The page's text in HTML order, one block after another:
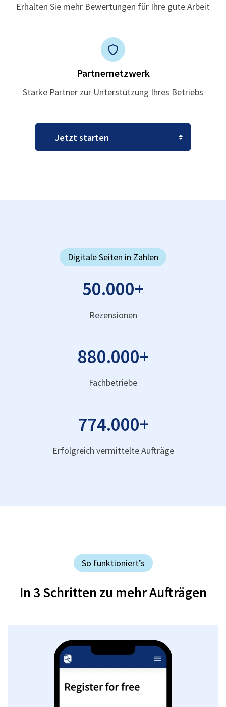
Erhalten Sie mehr Bewertungen für Ihre gute Arbeit
Partnernetzwerk
Starke Partner zur Unterstützung Ihres Betriebs
Digitale Seiten in Zahlen
50.000+
Rezensionen
880.000+
Fachbetriebe
774.000+
Erfolgreich vermittelte Aufträge
So funktioniert’s
In 3 Schritten zu mehr Aufträgen